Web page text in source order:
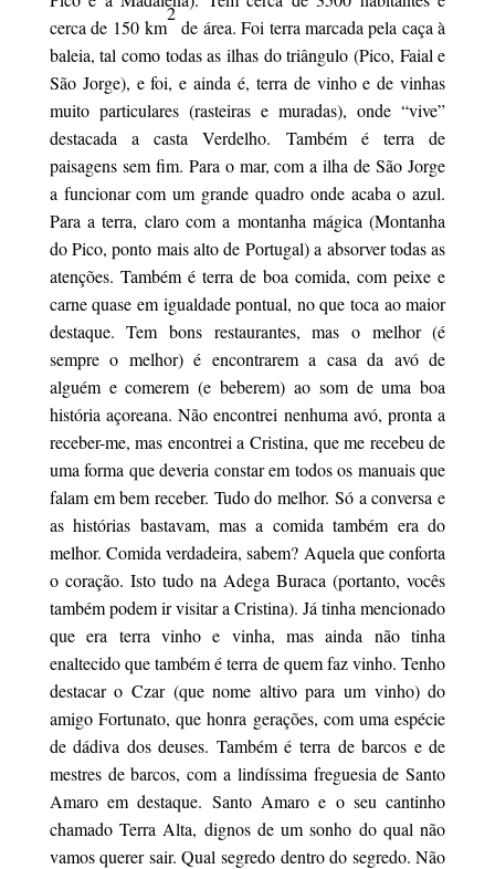
cerca de 150 km
2
de área. Foi terra marcada pela caça à
baleia, tal como todas as ilhas do triângulo (Pico, Faial e
São Jorge), e foi, e ainda é, terra de vinho e de vinhas
muito particulares (rasteiras e muradas), onde “vive”
destacada a casta Verdelho. Também é terra de
paisagens sem fim. Para o mar, com a ilha de São Jorge
a funcionar com um grande quadro onde acaba o azul.
Para a terra, claro com a montanha mágica (Montanha
do Pico, ponto mais alto de Portugal) a absorver todas as
atenções. Também é terra de boa comida, com peixe e
carne quase em igualdade pontual, no que toca ao maior
destaque. Tem bons restaurantes, mas o melhor (é
sempre o melhor) é encontrarem a casa da avó de
alguém e comerem (e beberem) ao som de uma boa
história açoreana. Não encontrei nenhuma avó, pronta a
receber-me, mas encontrei a Cristina, que me recebeu de
uma forma que deveria constar em todos os manuais que
falam em bem receber. Tudo do melhor. Só a conversa e
as histórias bastavam, mas a comida também era do
melhor. Comida verdadeira, sabem? Aquela que conforta
o coração. Isto tudo na Adega Buraca (portanto, vocês
também podem ir visitar a Cristina). Já tinha mencionado
que era terra vinho e vinha, mas ainda não tinha
enaltecido que também é terra de quem faz vinho. Tenho
destacar o Czar (que nome altivo para um vinho) do
amigo Fortunato, que honra gerações, com uma espécie
de dádiva dos deuses. Também é terra de barcos e de
mestres de barcos, com a lindíssima freguesia de Santo
Amaro em destaque. Santo Amaro e o seu cantinho
chamado Terra Alta, dignos de um sonho do qual não
vamos querer sair. Qual segredo dentro do segredo. Não